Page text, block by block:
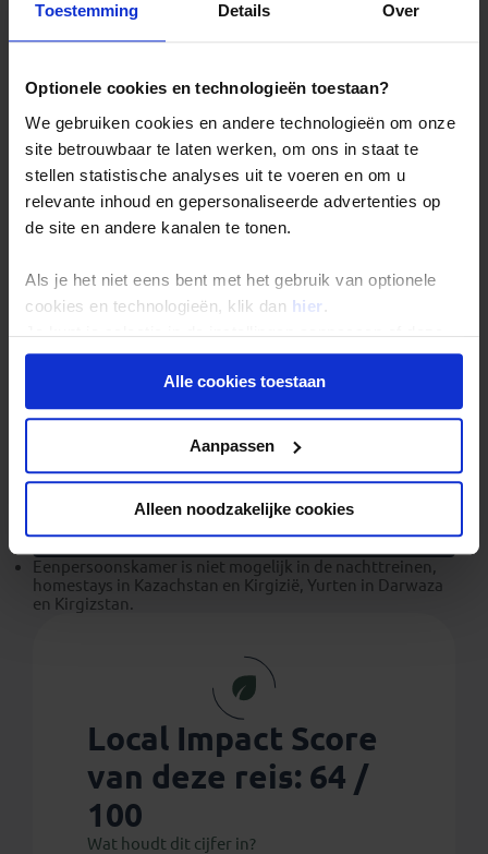
Toestemming Details Over
Optionele cookies en technologieën toestaan?
We gebruiken cookies en andere technologieën om onze
site betrouwbaar te laten werken, om ons in staat te
stellen statistische analyses uit te voeren en om u
relevante inhoud en gepersonaliseerde advertenties op
de site en andere kanalen te tonen.
Als je het niet eens bent met het gebruik van optionele
cookies en technologieën, klik dan hier .
Je kunt je selectie in de instellingen aanpassen of deze
onder aan de pagina op elk gewenst moment voor de
toekomst wijzigen.Alle cookies toestaan
Aanpassen
Alleen noodzakelijke cookies
Wat is exclusief?
overige maaltijden
optionele excursies
alle entreegelden (met uitzondering van oud-Merw en
Danxia Landform)
fooien
visa
boekings(dossier)kosten
bijdrage Calamiteitenfonds (enkel op Nederlandse
reizen of voor reizigers met Nederlandse nationaliteit)
reis- en annuleringsverzekering
NB: Upgrade van de nachttrein naar voor trajecten
Kashgar-Daheyan / Zhangye-Xi'an / Xi'an-Beijing. Dit
dient van tevoren geboekt te worden. Extra kosten
bedragen € 65 per persoon. In de slaapwagon met de
softsleeper klasse zijn er gesloten compartimenten met
4 bedden per compartiment (met beddengoed) boven
elkaar.
Zakgeld: € 950,- p.p. per reis
Eenpersoonskamer vanaf: € 1.095,-
Let op!
Eenpersoonskamer is niet mogelijk in de nachttreinen,
homestays in Kazachstan en Kirgizië, Yurten in Darwaza
en Kirgizstan.
Local Impact Score
van deze reis: 64 /
100
Wat houdt dit cijfer in?